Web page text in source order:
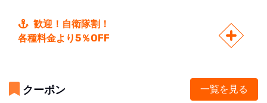
歓迎！自衛隊割！
各種料金より5％OFF
クーポン 一覧を見る